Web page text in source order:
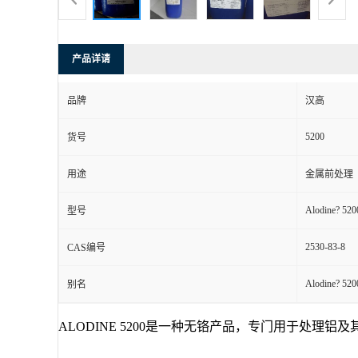
产品详请
品牌 汉高
货号 5200
用途 金属前处理
型号 Alodine?
CAS编号 2530-83-8
别名 Alodine?
ALODINE 5200是一种无铬产品，专门用于处理铝